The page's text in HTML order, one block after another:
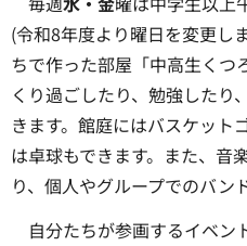
(令和8年度より曜日を変更し
ちで作った部屋「中高生くつ
くり過ごしたり、勉強したり
きます。館庭にはバスケット
は卓球もできます。また、音
り、個人やグループでのバン
自分たちが参画するイベン